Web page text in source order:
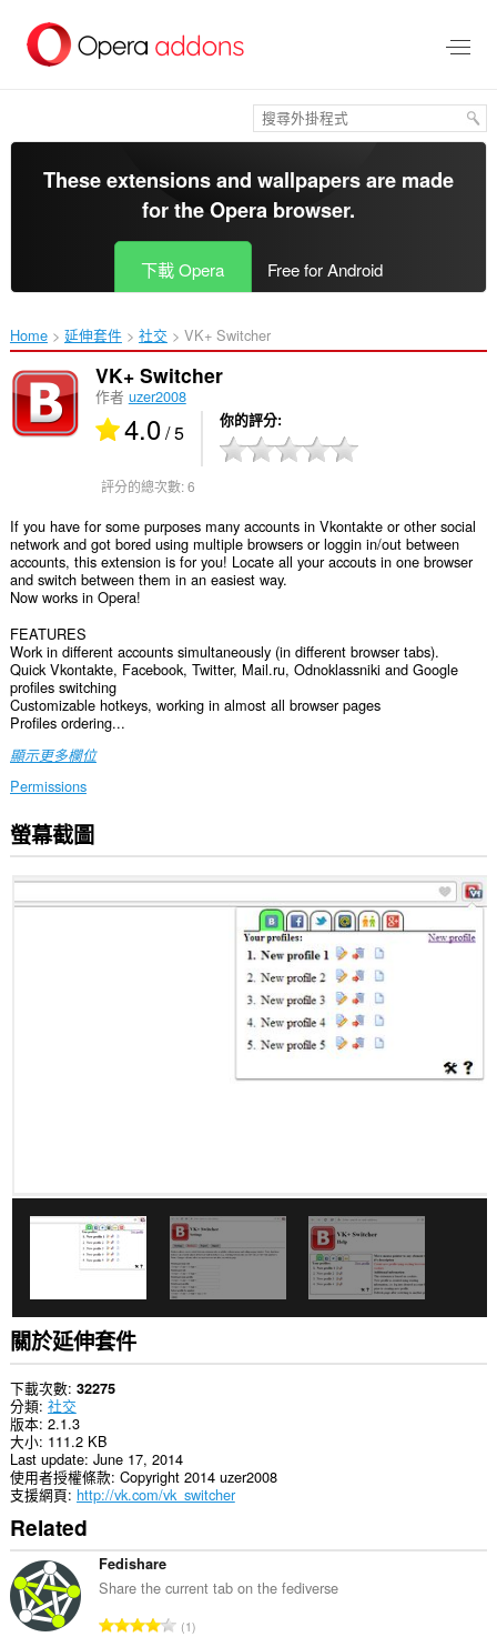
區
These extensions and wallpapers are made
for theOpera browser.
下載 Opera Free for Android
Home 延伸套件 社交 VK+ Switcher‎
VK+ Switcher
作者 uzer2008
4.0/ 5 你的評分
評分的總次數:6
If you have for some purposes many accounts in Vkontakte or other social
network and got bored using multiple browsers or loggin in/out between
accounts, this extension is for you! Locate all your accouts in one browser
and switch between them in an easiest way.
Now works in Opera!
FEATURES
Work in different accounts simultaneously (in different browser tabs).
Quick Vkontakte, Facebook, Twitter, Mail.ru, Odnoklassniki and Google
profiles switching
Customizable hotkeys, working in almost all browser pages
Profiles ordering...
顯示更多欄位
Permissions
這
個
伸
套
你
部
分
網
站
的
資
料。
這
個
延
伸
套
件
能
存
取
螢幕截圖
關於延伸套件
下載次數 32275
分類 社交
版本 2.1.3
大小 111.2 KB
Last update June 17, 2014
使用者授權條款 Copyright 2014 uzer2008
支援網頁 http://vk.com/vk_switcher
Related
Fedishare
Share the current tab on the fediverse
評
1